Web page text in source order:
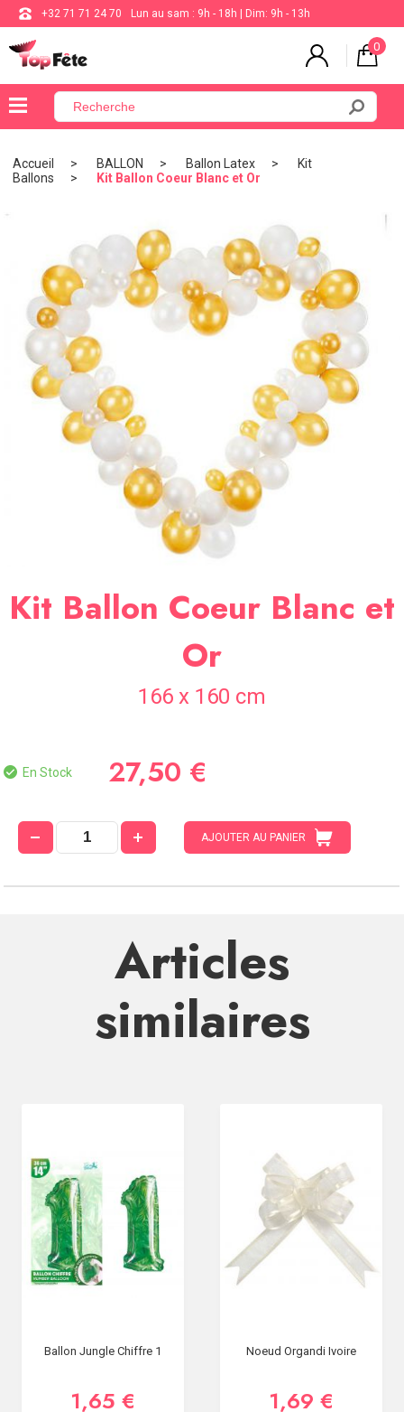
+32 71 71 24 70 Lun au sam : 9h - 18h | Dim: 9h - 13h
0
×
BALLON
MARIAGE
VAISSELLE
BAPTÊME
COMMUNION
THÈME
Accueil BALLON Ballon Latex
Kit
Ballons
Kit Ballon Coeur Blanc et Or
Kit Ballon Coeur Blanc et
Or
166 x 160 cm
En Stock 27,50 €
AJOUTER AU PANIER
Articles
similaires
Ballon Jungle Chiffre 1
1,65 €
Noeud Organdi Ivoire
1,69 €